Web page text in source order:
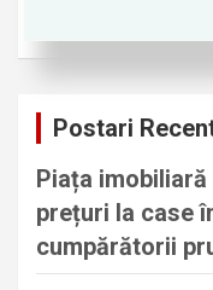
Postari
Piața imobiliară
prețuri la case
cumpărătorii